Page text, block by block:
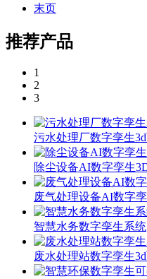
末页
推荐产品
1
2
3
污水处理厂数字孪生
除尘设备AI数字孪生
废气处理设备AI数字
智慧水务数字孪生系统
废水处理站数字孪生